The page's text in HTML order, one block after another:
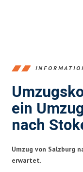
ein
nach
Umzug von Salzburg
erwartet.